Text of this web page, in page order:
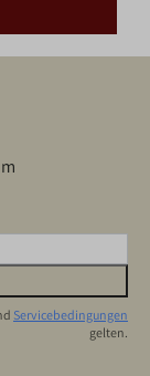
Servicebedingungen
gelten.